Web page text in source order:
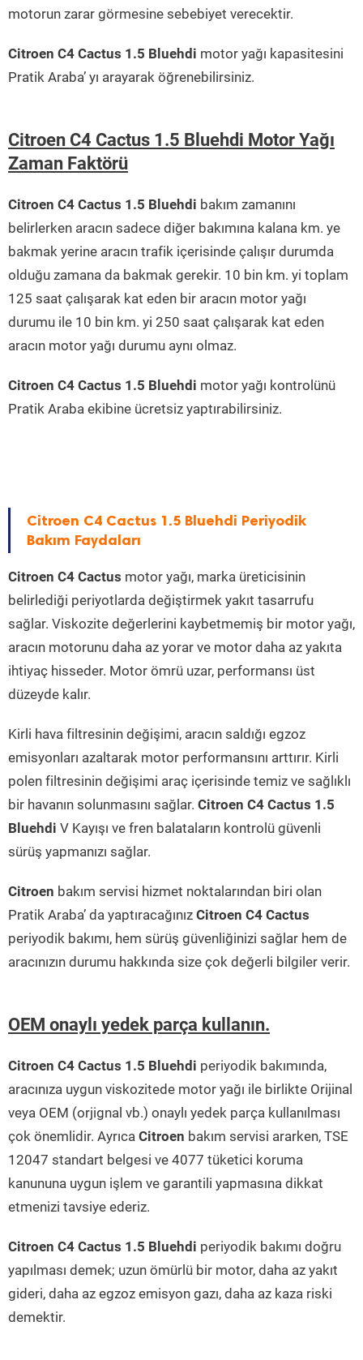
motorun zarar görmesine sebebiyet verecektir.
Citroen C4 Cactus 1.5 Bluehdi motor yağı kapasitesini
Pratik Araba’ yı arayarak öğrenebilirsiniz.
Citroen C4 Cactus 1.5 Bluehdi Motor Yağı
Zaman Faktörü
Citroen C4 Cactus 1.5 Bluehdi bakım zamanını
belirlerken aracın sadece diğer bakımına kalana km. ye
bakmak yerine aracın trafik içerisinde çalışır durumda
olduğu zamana da bakmak gerekir. 10 bin km. yi toplam
125 saat çalışarak kat eden bir aracın motor yağı
durumu ile 10 bin km. yi 250 saat çalışarak kat eden
aracın motor yağı durumu aynı olmaz.
Citroen C4 Cactus 1.5 Bluehdi motor yağı kontrolünü
Pratik Araba ekibine ücretsiz yaptırabilirsiniz.
Citroen C4 Cactus 1.5 Bluehdi Periyodik
Bakım Faydaları
Citroen C4 Cactus motor yağı, marka üreticisinin
belirlediği periyotlarda değiştirmek yakıt tasarrufu
sağlar. Viskozite değerlerini kaybetmemiş bir motor yağı,
aracın motorunu daha az yorar ve motor daha az yakıta
ihtiyaç hisseder. Motor ömrü uzar, performansı üst
düzeyde kalır.
Kirli hava filtresinin değişimi, aracın saldığı egzoz
emisyonları azaltarak motor performansını arttırır. Kirli
polen filtresinin değişimi araç içerisinde temiz ve sağlıklı
bir havanın solunmasını sağlar. Citroen C4 Cactus 1.5
Bluehdi V Kayışı ve fren balataların kontrolü güvenli
sürüş yapmanızı sağlar.
Citroen bakım servisi hizmet noktalarından biri olan
Pratik Araba’ da yaptıracağınız Citroen C4 Cactus
periyodik bakımı, hem sürüş güvenliğinizi sağlar hem de
aracınızın durumu hakkında size çok değerli bilgiler verir.
OEM onaylı yedek parça kullanın.
Citroen C4 Cactus 1.5 Bluehdi periyodik bakımında,
aracınıza uygun viskozitede motor yağı ile birlikte Orijinal
veya OEM (orjignal vb.) onaylı yedek parça kullanılması
çok önemlidir. Ayrıca Citroen bakım servisi ararken, TSE
12047 standart belgesi ve 4077 tüketici koruma
kanununa uygun işlem ve garantili yapmasına dikkat
etmenizi tavsiye ederiz.
Citroen C4 Cactus 1.5 Bluehdi periyodik bakımı doğru
yapılması demek; uzun ömürlü bir motor, daha az yakıt
gideri, daha az egzoz emisyon gazı, daha az kaza riski
demektir.